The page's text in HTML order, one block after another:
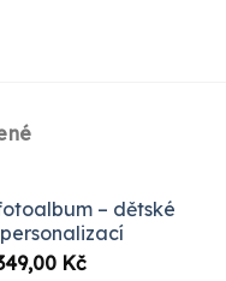
– dětské
KčAktuální